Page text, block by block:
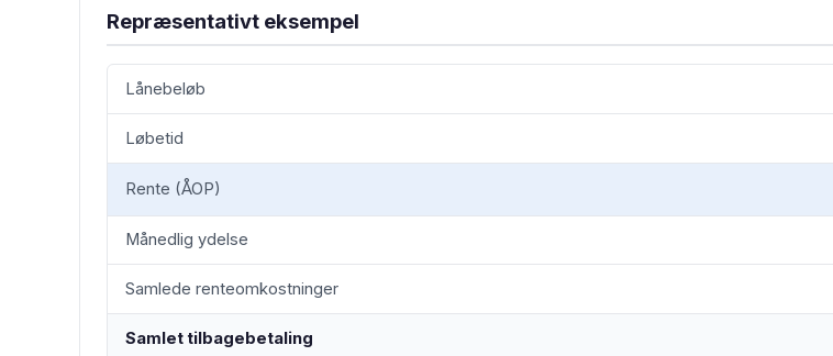
Repræsentativt eksempel
Lånebeløb
Løbetid
Rente (ÅOP)
Månedlig ydelse
Samlede renteomkostninger
Samlet tilbagebetaling